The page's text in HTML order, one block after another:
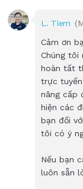
L. Tiem
Cảm ơn
Chúng tôi
hoàn tất
trực
nâng cấp
hiện các
bạn đối
tôi có ý
Nếu bạn
luôn sẵn